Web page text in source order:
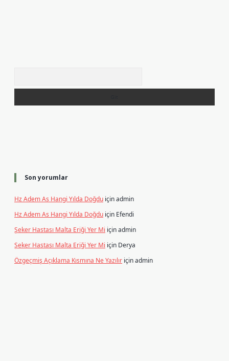
Son yorumlar
Hz Adem As Hangi Yılda Doğdu içinadmin
Hz Adem As Hangi Yılda Doğdu için Efendi
Şeker Hastası Malta Eriği Yer Mi içinadmin
Şeker Hastası Malta Eriği Yer Mi için Derya
Özgeçmiş Açıklama Kısmına Ne Yazılır içinadmin